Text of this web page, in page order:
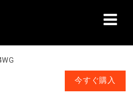
今すぐ購入